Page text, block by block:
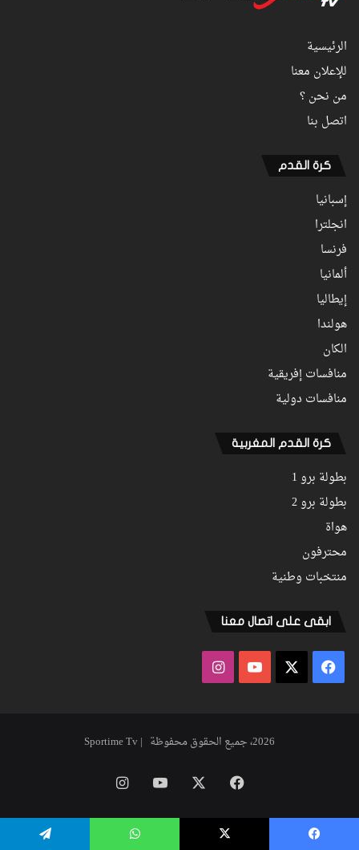
الرئيسية
للإعلان معنا
من نحن ؟
اتصل بنا
كرة القدم
إسبانيا
انجلترا
فرنسا
ألمانيا
إيطاليا
هولندا
الكان
منافسات إفريقية
منافسات دولية
كرة القدم المغربية
بطولة برو 1
بطولة برو 2
هواة
محترفون
منتخبات وطنية
ابقى على اتصال معنا
فيسبوك ‫YouTubeانستقرام
2026، جميع الحقوق محفوظة | Sportime Tv
فيسبوك ‫YouTubeانستقرام